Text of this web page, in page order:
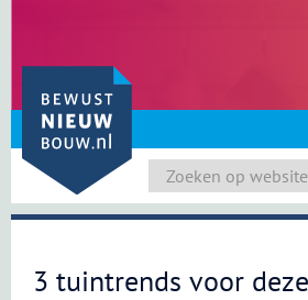
content
3 tuintrends voor